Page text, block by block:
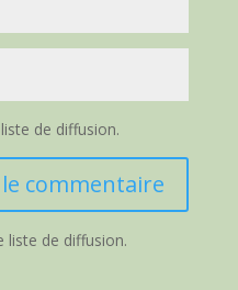
de diffusion.
liste de diffusion.